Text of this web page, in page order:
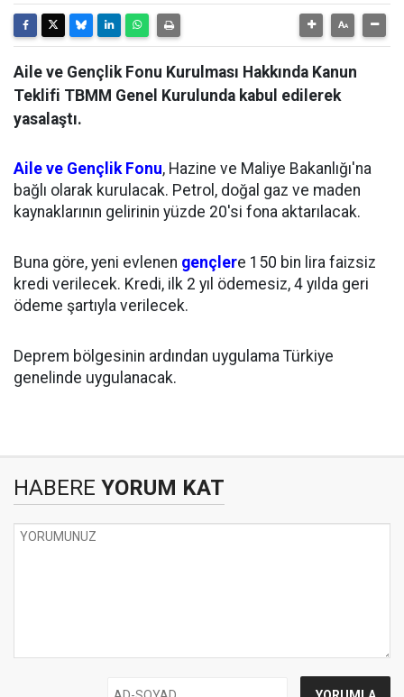
Aile ve Gençlik Fonu Kurulması Hakkında Kanun
Teklifi TBMM Genel Kurulunda kabul edilerek
yasalaştı.
Aile ve Gençlik Fonu, Hazine ve Maliye Bakanlığı'na
bağlı olarak kurulacak. Petrol, doğal gaz ve maden
kaynaklarının gelirinin yüzde 20'si fona aktarılacak.
Buna göre, yeni evlenen gençlere 150 bin lira faizsiz
kredi verilecek. Kredi, ilk 2 yıl ödemesiz, 4 yılda geri
ödeme şartıyla verilecek.
Deprem bölgesinin ardından uygulama Türkiye
genelinde uygulanacak.
HABERE YORUM KAT